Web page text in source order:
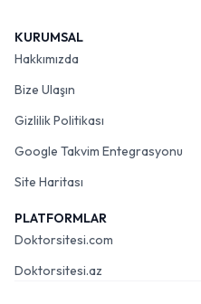
KURUMSAL
Hakkımızda
Bize Ulaşın
Gizlilik Politikası
Google Takvim Entegrasyonu
Site Haritası
PLATFORMLAR
Doktorsitesi.com
Doktorsitesi.az